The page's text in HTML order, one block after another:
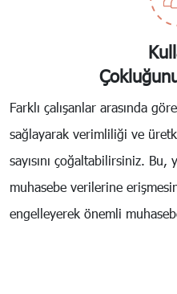
Farklı çalışanlar arasında
sağlayarak verimliliği ve
sayısını çoğaltabilirsiniz.
muhasebe verilerine
engelleyerek önemli